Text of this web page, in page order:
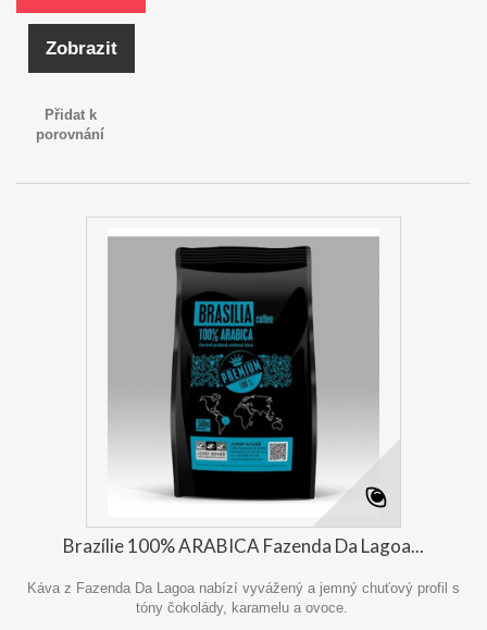
Zobrazit
Přidat k
porovnání
Brazílie 100% ARABICA Fazenda Da Lagoa...
Káva z Fazenda Da Lagoa nabízí vyvážený a jemný chuťový profil s
tóny čokolády, karamelu a ovoce.